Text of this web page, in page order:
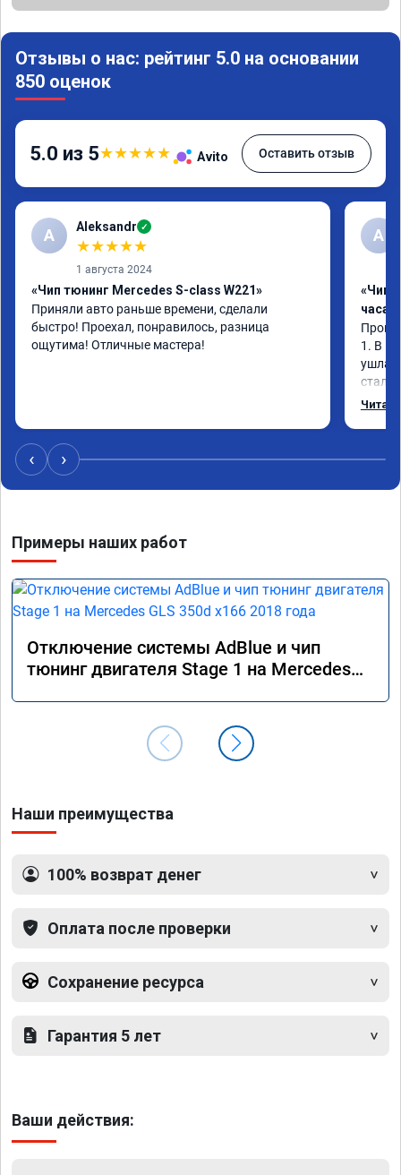
Отзывы о нас: рейтинг 5.0 на основании
850 оценок
5.0 из 5★★★★★ Avito Оставить отзыв
A Aleksandr ✓
★★★★★
1 августа 2024
«Чип тюнинг Mercedes S-class W221»
Приняли авто раньше времени, сделали
быстро! Проехал, понравилось, разница
ощутима! Отличные мастера!
А
«Чип
часа»
1. В
ушла
стало
Одни
‹ ›
Примеры наших работ
Отключение системы AdBlue и чип
тюнинг двигателя Stage 1 на Mercedes
Наши преимущества
100% возврат денег
Оплата после проверки
Сохранение ресурса
Гарантия 5 лет
Ваши действия: